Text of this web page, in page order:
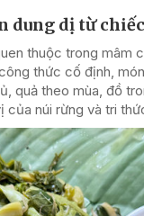
dung dị từ
thuộc trong mâm
thức cố định,
quả theo mùa, đồ
của núi rừng và tri